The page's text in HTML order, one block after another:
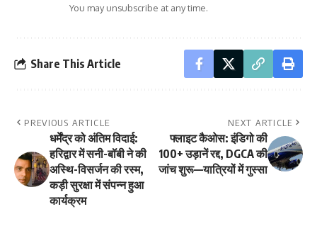
You may unsubscribe at any time.
Share This Article
PREVIOUS ARTICLE
धर्मेंद्र को अंतिम विदाई:
हरिद्वार में सनी-बॉबी ने की
अस्थि-विसर्जन की रस्म,
कड़ी सुरक्षा में संपन्न हुआ
कार्यक्रम
NEXT ARTICLE
फ्लाइट कैओस: इंडिगो की
100+ उड़ानें रद्द, DGCA की
जांच शुरू—यात्रियों में गुस्सा